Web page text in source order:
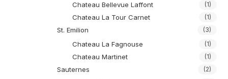
Chateau Bellevue Laffont (1)
Chateau La Tour Carnet (1)
St. Emilion (3)
Chateau La Fagnouse (1)
Chateau Martinet (1)
Sauternes (2)